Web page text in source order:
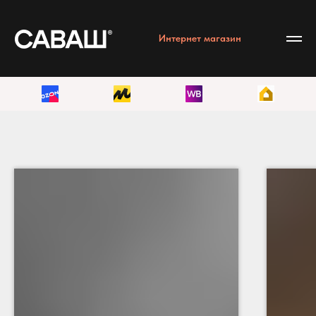
Интернет магазин